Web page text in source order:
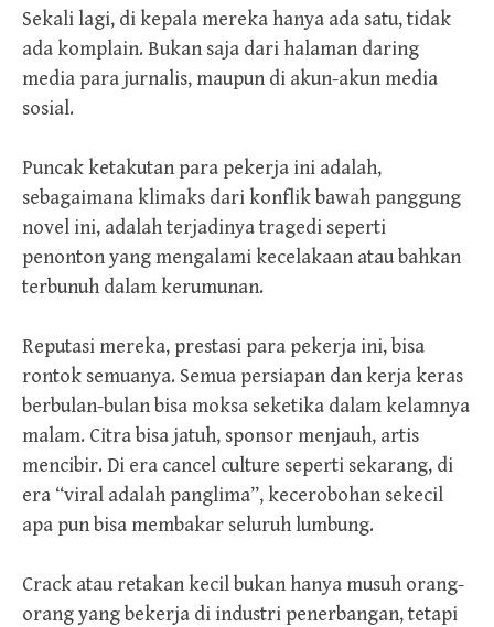
Sekali lagi, di kepala mereka hanya ada satu, tidak
ada komplain. Bukan saja dari halaman daring
media para jurnalis, maupun di akun-akun media
sosial.
Puncak ketakutan para pekerja ini adalah,
sebagaimana klimaks dari konflik bawah panggung
novel ini, adalah terjadinya tragedi seperti
penonton yang mengalami kecelakaan atau bahkan
terbunuh dalam kerumunan.
Reputasi mereka, prestasi para pekerja ini, bisa
rontok semuanya. Semua persiapan dan kerja keras
berbulan-bulan bisa moksa seketika dalam kelamnya
malam. Citra bisa jatuh, sponsor menjauh, artis
mencibir. Di era cancel culture seperti sekarang, di
era “viral adalah panglima”, kecerobohan sekecil
apa pun bisa membakar seluruh lumbung.
Crack atau retakan kecil bukan hanya musuh orang-
orang yang bekerja di industri penerbangan, tetapi